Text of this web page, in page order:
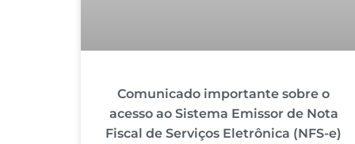
Comunicado importante sobre o
acesso ao Sistema Emissor de Nota
Fiscal de Serviços Eletrônica (NFS-e)